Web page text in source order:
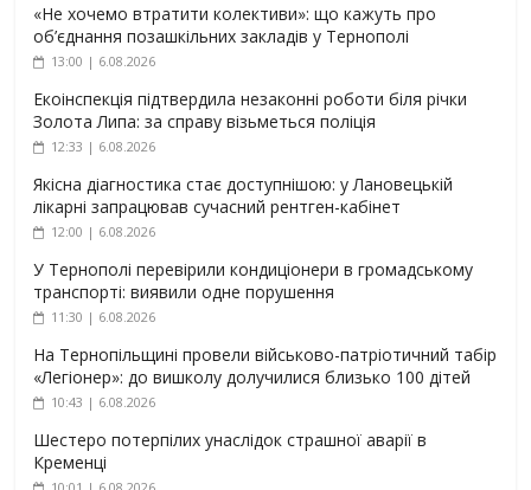
«Не хочемо втратити колективи»: що кажуть про
об’єднання позашкільних закладів у Тернополі
13:00 | 6.08.2026
Екоінспекція підтвердила незаконні роботи біля річки
Золота Липа: за справу візьметься поліція
12:33 | 6.08.2026
Якісна діагностика стає доступнішою: у Лановецькій
лікарні запрацював сучасний рентген-кабінет
12:00 | 6.08.2026
У Тернополі перевірили кондиціонери в громадському
транспорті: виявили одне порушення
11:30 | 6.08.2026
На Тернопільщині провели військово-патріотичний табір
«Легіонер»: до вишколу долучилися близько 100 дітей
10:43 | 6.08.2026
Шестеро потерпілих унаслідок страшної аварії в
Кременці